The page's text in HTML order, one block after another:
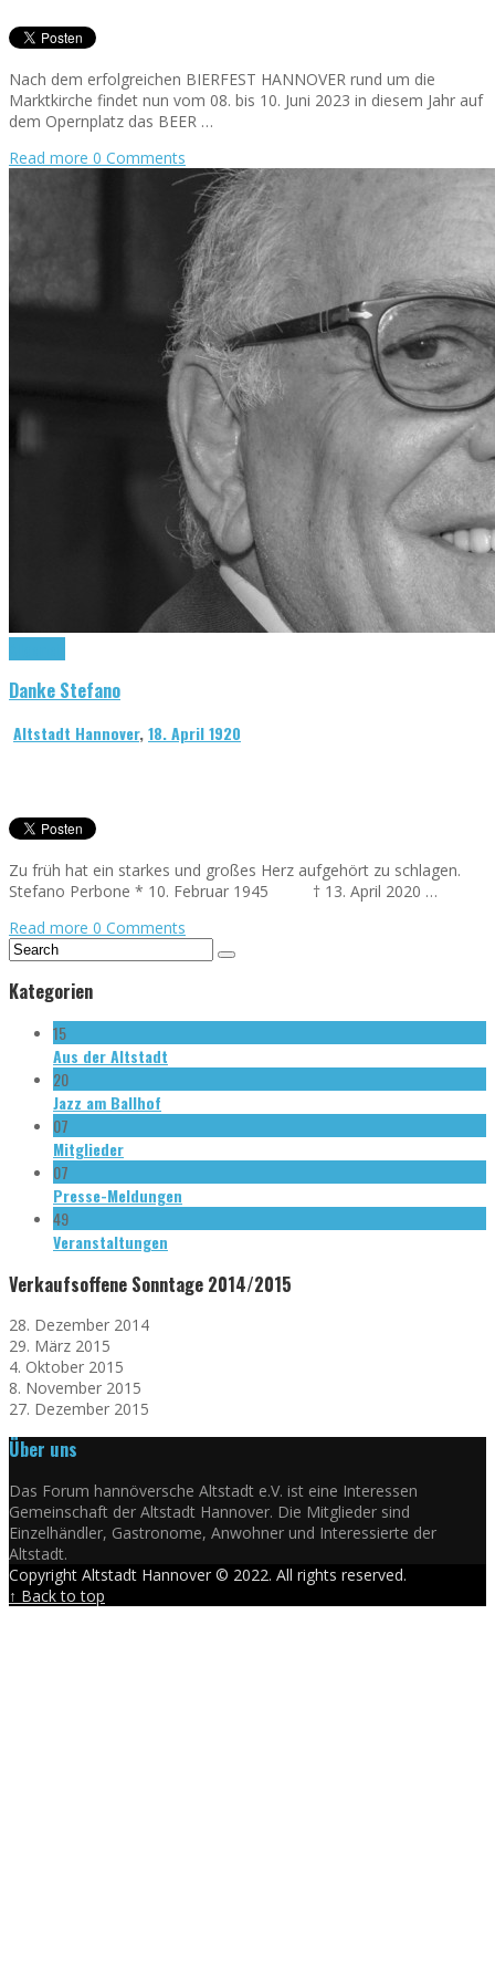
Nach dem erfolgreichen BIERFEST HANNOVER rund um die
Marktkirche findet nun vom 08. bis 10. Juni 2023 in diesem Jahr auf
dem Opernplatz das BEER …
Read more 0 Comments
Danke Stefano
Altstadt Hannover,18. April 1920
Zu früh hat ein starkes und großes Herz aufgehört zu schlagen.
Stefano Perbone * 10. Februar 1945 † 13. April 2020 …
Read more 0 Comments
Kategorien
15
Aus der Altstadt
20
Jazz am Ballhof
07
Mitglieder
07
Presse-Meldungen
49
Veranstaltungen
Verkaufsoffene Sonntage 2014/2015
28. Dezember 2014
29. März 2015
4. Oktober 2015
8. November 2015
27. Dezember 2015
Über uns
Das Forum hannöversche Altstadt e.V. ist eine Interessen
Gemeinschaft der Altstadt Hannover. Die Mitglieder sind
Einzelhändler, Gastronome, Anwohner und Interessierte der
Altstadt.
Copyright Altstadt Hannover © 2022. All rights reserved.
↑ Back to top